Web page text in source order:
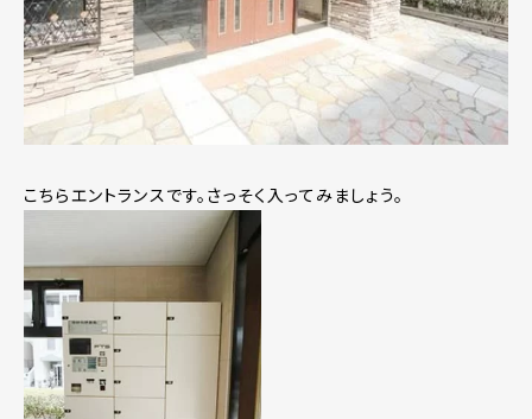
こちらエントランスです。さっそく入ってみましょう。